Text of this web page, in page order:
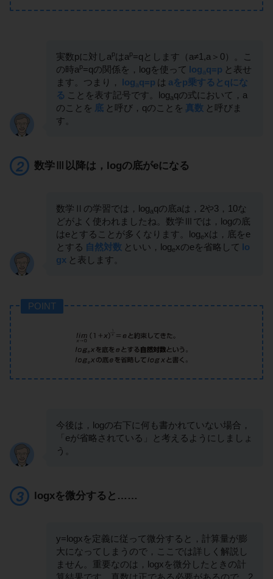
実数pに対しapはap=qとします（a≠1,a＞0）。こ
の時ap=qの関係を，logを使って logaq=p と表せ
ます。つまり，
logaq=p は aをp乗するとqにな
る ことを表す記号です。logaqの式において，a
のことを 底 と呼び，qのことを 真数 と呼びま
す。
数学Ⅲ以降は，logの底がeになる
数学Ⅱの学習では，logaqの底aは，2や3，10な
どがよく使われましたね。数学Ⅲでは，logの底
はeとすることが多くなります。logexは，底をe
とする 自然対数 といい，logexのeを省略して lo
gx と表します。
POINT
今後は，logの右下に何も書かれていない場合，
「eが省略されている」と考えるようにしましょ
う。
logxを微分すると……
y=logxを定義に従って微分すると，計算量が膨
大になってしまうので，ここでは詳しく解説し
ません。重要なのは，logxを微分したときの計